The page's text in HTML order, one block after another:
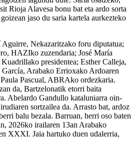
Rioja Alavesa bonu bat eta ardo sorta
jaso du saria kartela aurkezteko
Nekazaritzako foru diputatua;
HAZIko zuzendaria; José María
presidentea; Esther Calleja,
Arabako Errioxako Ardoaren
Pascual, ABRAko ordezkaria.
da, Bartzelonatik etorri baita
Abelardo Gandullo kataluniarra oin-
sortzailea da. Arrasto bat, ardoz
balu bezala. Barruan, herri oso baten
2026ko irailaren 13an Arabako
XXXI. Jaia hartuko duen udalerria,